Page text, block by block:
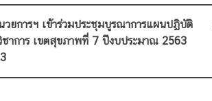
วยการฯ เข้าร่วมประชุมบูรณาการแผนปฏิบัติ
ชาการ เขตสุขภาพที่ 7 ปีงบประมาณ 2563